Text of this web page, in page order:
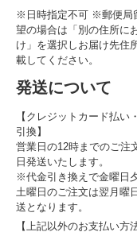
※日時指定不可 ※郵便局
望の場合は「別の住所に
け」を選択しお届け先住
載してください。
発送について
【クレジットカード払い
引換】
営業日の12時までのご注
日発送いたします。
※代金引き換えで金曜日
土曜日のご注文は翌月曜
送となります。
【上記以外のお支払い方法